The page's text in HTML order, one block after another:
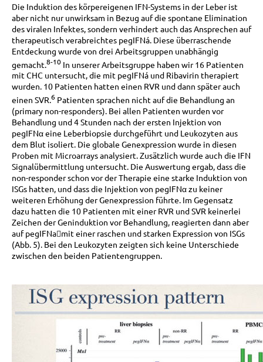
Die Induktion des körpereigenen IFN-Systems in der Leber ist
aber nicht nur unwirksam in Bezug auf die spontane Elimination
des viralen Infektes, sondern verhindert auch das Ansprechen auf
therapeutisch verabreichtes pegIFNá. Diese überraschende
Entdeckung wurde von drei Arbeitsgruppen unabhängig
gemacht.8-10 In unserer Arbeitsgruppe haben wir 16 Patienten
mit CHC untersucht, die mit pegIFNá und Ribavirin therapiert
wurden. 10 Patienten hatten einen RVR und dann später auch
einen SVR.6 Patienten sprachen nicht auf die Behandlung an
(primary non-responders). Bei allen Patienten wurden vor
Behandlung und 4 Stunden nach der ersten Injektion von
pegIFNα eine Leberbiopsie durchgeführt und Leukozyten aus
dem Blut isoliert. Die globale Genexpression wurde in diesen
Proben mit Microarrays analysiert. Zusätzlich wurde auch die IFN
Signalübermittlung untersucht. Die Auswertung ergab, dass die
non-responder schon vor der Therapie eine starke Induktion von
ISGs hatten, und dass die Injektion von pegIFNα zu keiner
weiteren Erhöhung der Genexpression führte. Im Gegensatz
dazu hatten die 10 Patienten mit einer RVR und SVR keinerlei
Zeichen der Geninduktion vor Behandlung, reagierten dann aber
auf pegIFNamit einer raschen und starken Expression von ISGs
(Abb. 5). Bei den Leukozyten zeigten sich keine Unterschiede
zwischen den beiden Patientengruppen.